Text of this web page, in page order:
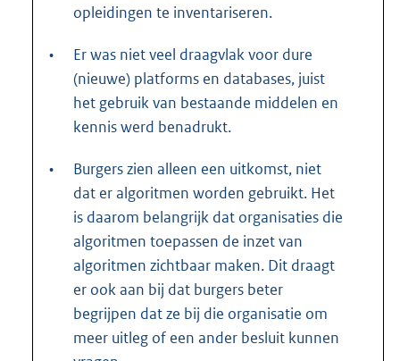
opleidingen te inventariseren.
•
Er was niet veel draagvlak voor dure
(nieuwe) platforms en databases, juist
het gebruik van bestaande middelen en
kennis werd benadrukt.
•
Burgers zien alleen een uitkomst, niet
dat er algoritmen worden gebruikt. Het
is daarom belangrijk dat organisaties die
algoritmen toepassen de inzet van
algoritmen zichtbaar maken. Dit draagt
er ook aan bij dat burgers beter
begrijpen dat ze bij die organisatie om
meer uitleg of een ander besluit kunnen